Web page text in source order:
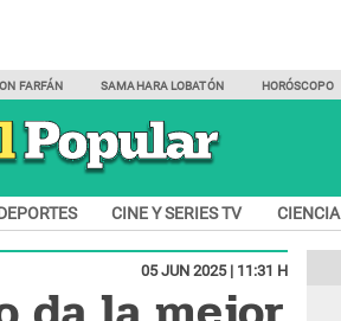
FARFÁN SAMAHARA LOBATÓN HORÓSCOPO
CINE Y SERIES TV CIENCIA
05 JUN 2025 | 11:31 H